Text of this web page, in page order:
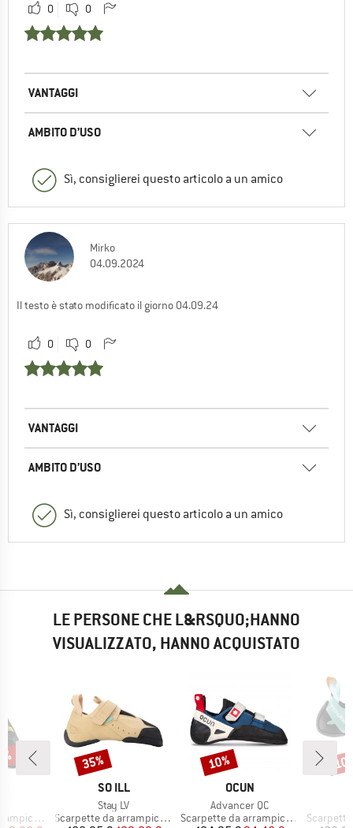
0 0
VANTAGGI
AMBITO D’USO
Sì, consiglierei questo articolo a un amico
Mirko
04.09.2024
Il testo è stato modificato il giorno 04.09.24
0 0
VANTAGGI
AMBITO D’USO
Sì, consiglierei questo articolo a un amico
LE PERSONE CHE L&RSQUO;HANNO
VISUALIZZATO, HANNO ACQUISTATO
MARCHIO
SO ILL
Articolo
Stay LV
Gruppo di prodotti
Scarpette da arrampicata
Sconto
35%
MARCHIO
OCUN
Articolo
Advancer QC
Gruppo di prodotti
Scarpette da arrampicata
Sconto
10%
Gruppo
Scarpette